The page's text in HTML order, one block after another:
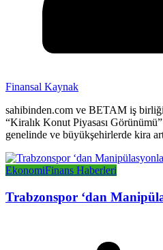
Finansal Kaynak
sahibinden.com ve BETAM iş
“Kiralık Konut Piyasası
genelinde ve büyükşehirlerde kira
EkonomiFinans Haberleri
Trabzonspor ‘dan